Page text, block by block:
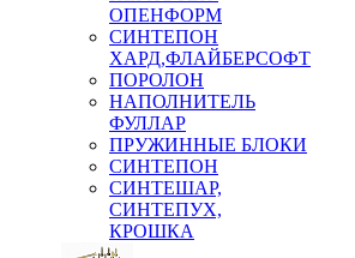
ОПЕНФОРМ
СИНТЕПОН
ХАРД,ФЛАЙБЕРСОФТ
ПОРОЛОН
НАПОЛНИТЕЛЬ
ФУЛЛАР
ПРУЖИННЫЕ БЛОКИ
СИНТЕПОН
СИНТЕШАР,
СИНТЕПУХ,
КРОШКА